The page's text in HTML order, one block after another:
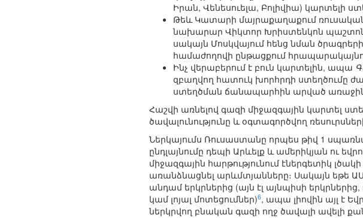
Իրան, Վենեսուելա, Բոլիվիա) կարտելի
Թեև Կատարի մայրաքաղաքում
նախարար Վիկտոր Խրիստենկոն
սակայն Մոսկվայում հենց նման
համաժողովի ընթացքում
Ինչ վերաբերում է բուն կարտելին, ապա
զբաղվող հատուկ խորհրդի ստեղծումը
ստեղծման ճանապարհին արված առաջին
Հաշվի առնելով գազի միջազգային կարտել
ծավալունությունը և օգտագործվող
Ներկայումս Ռուսաստանը որպես թիվ 1
ընդլայնումը դեպի Արևելք և ամերիկյան ու
միջազգային հարթությունում էներգետիկ
առանձնացնել արևմտյանները։ Սակայն եթե
անդամ երկրներից (այն էլ այնպիսի
կամ լոյալ մոտեցումներ)6, ապա լիովին այլ է
ներկրվող բնական գազի ողջ ծավալի ավելի